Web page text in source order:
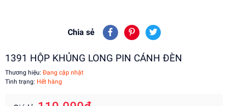
Chia sẻ
1391 HỘP KHỦNG LONG PIN CÁNH ĐÈN
Thương hiệu: Đang cập nhật
Tình trạng: Hết hàng